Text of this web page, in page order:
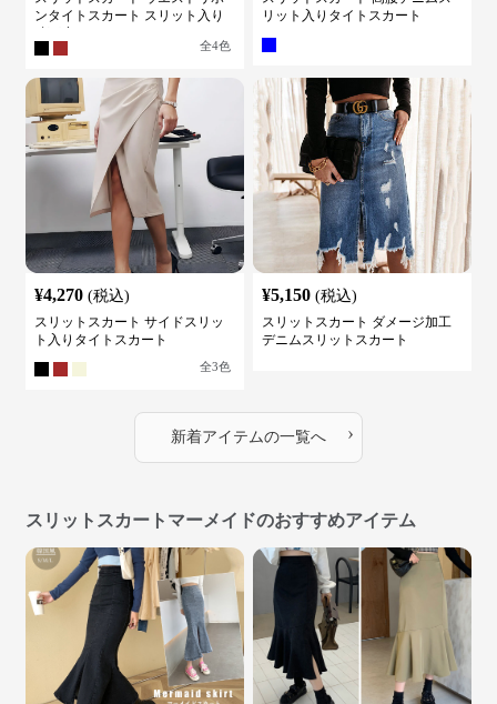
ンタイトスカート スリット入り
全4色
リット入りタイトスカート
¥4,270 (税込)
スリットスカート サイドスリッ
ト入りタイトスカート
全3色
¥5,150 (税込)
スリットスカート ダメージ加工
デニムスリットスカート
新着アイテムの一覧へ ›
スリットスカートマーメイドのおすすめアイテム